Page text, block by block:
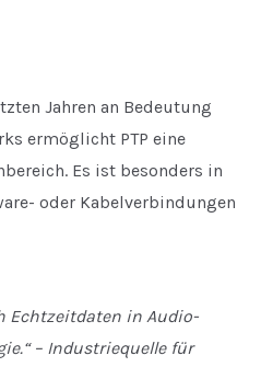
Jahren an Bedeutung
ermöglicht PTP eine
Es ist besonders in
oder Kabelverbindungen
Echtzeitdaten in Audio-
– Industriequelle für